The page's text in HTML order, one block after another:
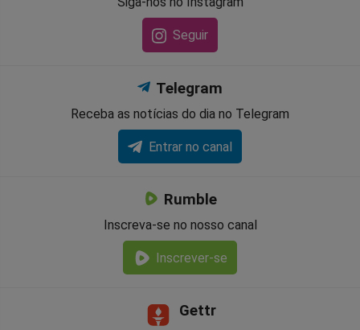
Seguir
Telegram
Receba as notícias do dia no Telegram
Entrar no canal
Rumble
Inscreva-se no nosso canal
Inscrever-se
Gettr